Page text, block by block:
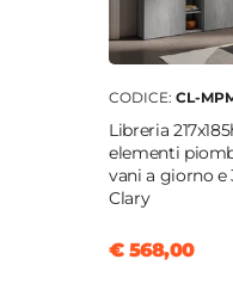
CODICE: CL-
Libreria
elementi
vani a giorno e
Clary
€ 568,00